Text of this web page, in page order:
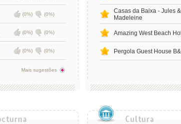
(0%) (0%)
(0%) (0%)
(0%) (0%)
Mais sugestões
Casas da Baixa - Jules &
Madeleine
Amazing West Beach
Pergola Guest House